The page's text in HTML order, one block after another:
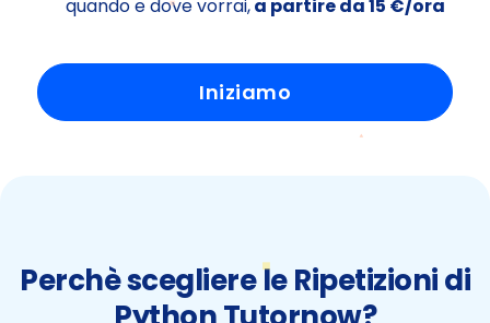
quando e dove vorrai,a partire da 15 €/ora
Iniziamo
Perchè scegliere le Ripetizioni di